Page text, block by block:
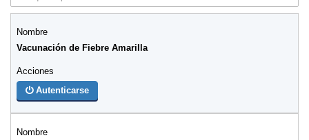
Vacunación de Fiebre Amarilla
Autenticarse